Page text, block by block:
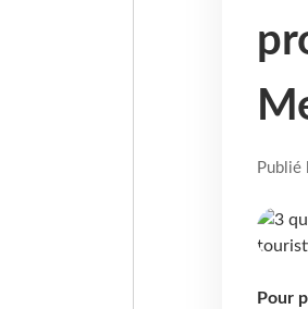
Pour